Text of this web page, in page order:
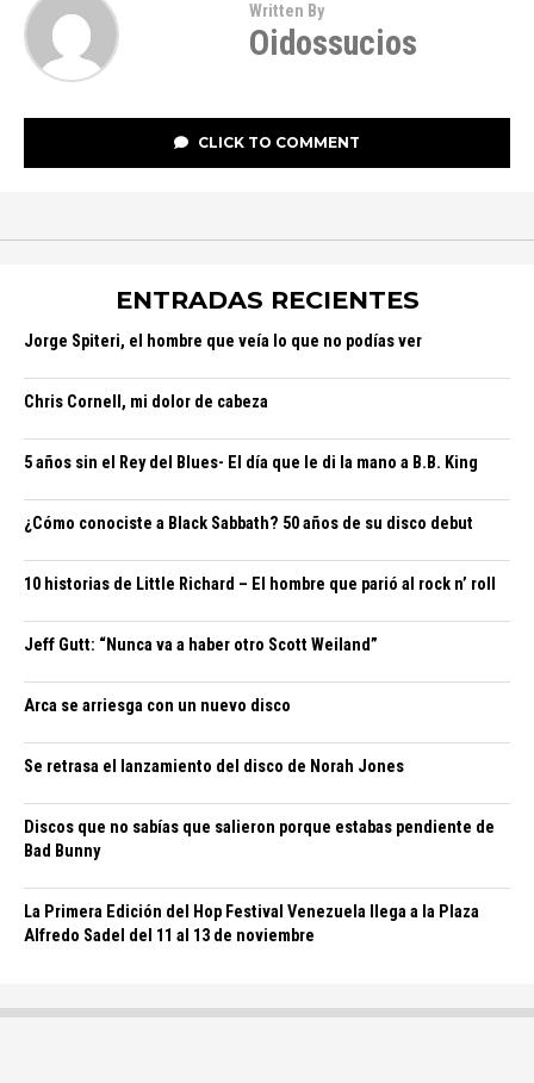
Written By
Oidossucios
CLICK TO COMMENT
ENTRADAS RECIENTES
Jorge Spiteri, el hombre que veía lo que no podías ver
Chris Cornell, mi dolor de cabeza
5 años sin el Rey del Blues- El día que le di la mano a B.B. King
¿Cómo conociste a Black Sabbath? 50 años de su disco debut
10 historias de Little Richard – El hombre que parió al rock n’ roll
Jeff Gutt: “Nunca va a haber otro Scott Weiland”
Arca se arriesga con un nuevo disco
Se retrasa el lanzamiento del disco de Norah Jones
Discos que no sabías que salieron porque estabas pendiente de
Bad Bunny
La Primera Edición del Hop Festival Venezuela llega a la Plaza
Alfredo Sadel del 11 al 13 de noviembre